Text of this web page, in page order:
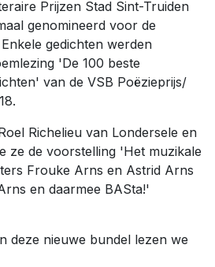
Prijzen Stad Sint-Truiden
genomineerd voor de
gedichten werden
'De 100 beste
van de VSB Poëzieprijs/
Richelieu van Londersele en
ze de voorstelling 'Het muzikale
Frouke Arns en Astrid Arns
en daarmee BASta!'
deze nieuwe bundel lezen we